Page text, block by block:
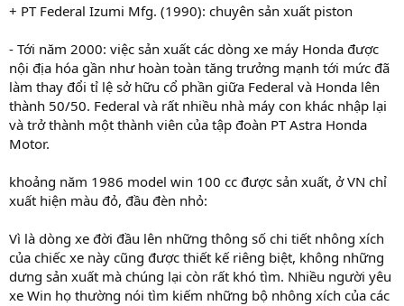
+ PT Federal Izumi Mfg. (1990): chuyên sản xuất piston
- Tới năm 2000: việc sản xuất các dòng xe máy Honda được
nội địa hóa gần như hoàn toàn tăng trưởng mạnh tới mức đã
làm thay đổi tỉ lệ sở hữu cổ phần giữa Federal và Honda lên
thành 50/50. Federal và rất nhiều nhà máy con khác nhập lại
và trở thành một thành viên của tập đoàn PT Astra Honda
Motor.
khoảng năm 1986 model win 100 cc được sản xuất, ở VN chỉ
xuất hiện màu đỏ, đầu đèn nhỏ:
Vì là dòng xe đời đầu lên những thông số chi tiết nhông xích
của chiếc xe này cũng được thiết kế riêng biệt, không những
dưng sản xuất mà chúng lại còn rất khó tìm. Nhiều người yêu
xe Win họ thường nói tìm kiếm những bộ nhông xích của các